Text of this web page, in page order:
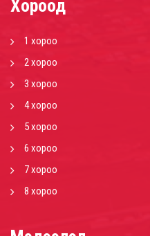
Хороод
1 хороо
2 хороо
3 хороо
4 хороо
5 хороо
6 хороо
7 хороо
8 хороо